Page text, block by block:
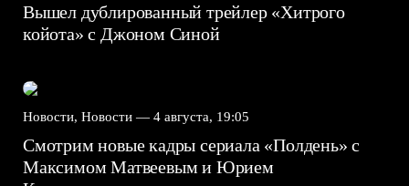
Вышел дублированный трейлер «Хитрого
койота» с Джоном Синой
Новости, Новости — 4 августа, 19:05
Смотрим новые кадры сериала «Полдень» с
Максимом Матвеевым и Юрием